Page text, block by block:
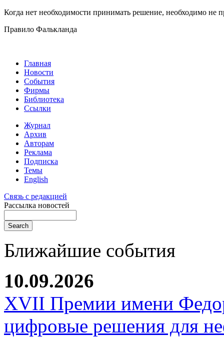
Когда нет необходимости принимать решение, необходимо не
Правило Фалькланда
Главная
Новости
События
Фирмы
Библиотека
Ссылки
Журнал
Архив
Авторам
Реклама
Подписка
Темы
English
Связь с редакцией
Рассылка новостей
Ближайшие события
10.09.2026
XVII Премии имени
цифровые решения для